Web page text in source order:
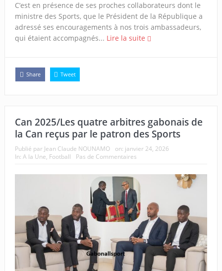
C’est en présence de ses proches collaborateurs dont le
ministre des Sports, que le Président de la République a
adressé ses encouragements à nos trois ambassadeurs,
qui étaient accompagnés... Lire la suite
Share Tweet
Can 2025/Les quatre arbitres gabonais de
la Can reçus par le patron des Sports
Publié par Jean Claude NOUNAMO on: janvier 24, 2026
In: A la Une, Football Pas de Commentaires